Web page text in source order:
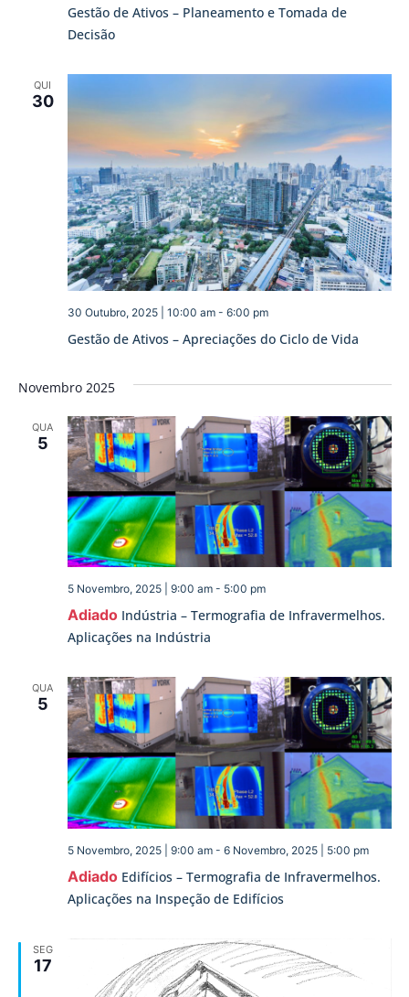
Gestão de Ativos – Planeamento e Tomada de
Decisão
QUI
30
Gestão de Ativos – Apreciações do Ciclo de Vida
30 Outubro, 2025 | 10:00 am- 6:00 pm
Novembro 2025
QUA
5
Adiado Indústria – Termografia de Infravermelhos.
Aplicações na Indústria
5 Novembro, 2025 | 9:00 am- 5:00 pm
QUA
5
Adiado Edifícios – Termografia de Infravermelhos.
Aplicações na Inspeção de Edifícios
5 Novembro, 2025 | 9:00 am- 6 Novembro, 2025 | 5:00 pm
SEG
17